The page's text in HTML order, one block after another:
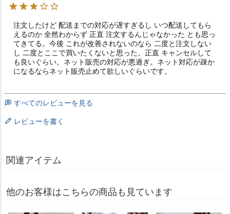
注文したけど 配送までの対応が遅すぎるし いつ配送してもら
えるのか 全然わからず 正直 注文するんじゃなかった とも思っ
てきてる。今後 これが改善されないのなら 二度と注文しない
し 二度とここで買いたくないと思った。正直 キャンセルして
も良いぐらい。ネット販売の対応が悪過ぎ。ネット対応が疎か
になるならネット販売止めて欲しいぐらいです。
すべてのレビューを見る
レビューを書く
関連アイテム
他のお客様はこちらの商品も見ています